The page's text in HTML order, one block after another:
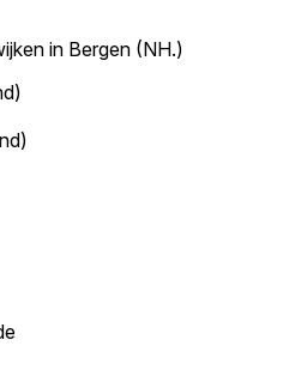
in Bergen (NH.)